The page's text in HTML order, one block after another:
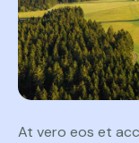
At vero eos et